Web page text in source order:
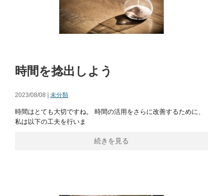
時間を捻出しよう
2023/08/08 | 未分類
時間はとても大切ですね。 時間の活用をさらに改善するために、
私は以下の工夫を行いま
続きを見る